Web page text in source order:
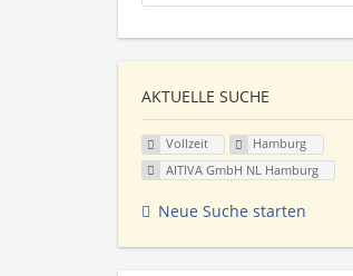
AKTUELLE SUCHE
Vollzeit
Hamburg
AITIVA GmbH NL Hamburg
Neue Suche starten